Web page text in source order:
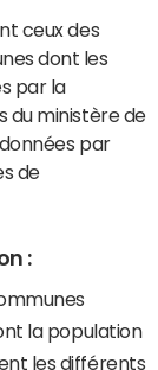
ceux des
dont les
par la
du ministère de
par
de
:
la population
les différents